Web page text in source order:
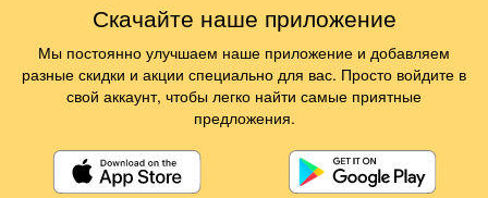
Скачайте наше приложение
Мы постоянно улучшаем наше приложение и добавляем
разные скидки и акции специально для вас. Просто войдите в
свой аккаунт, чтобы легко найти самые приятные
предложения.